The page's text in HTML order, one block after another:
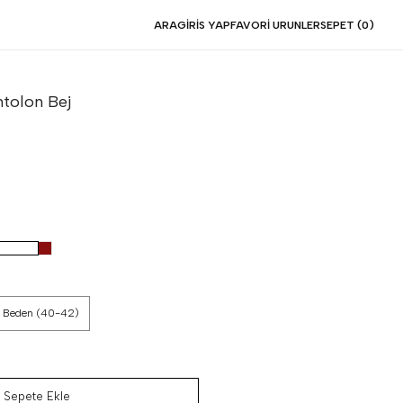
ARAGIRIS YAPFAVORI URUNLERSEPET (0 )
Bej
Beden (40-42)
Sepete Ekle